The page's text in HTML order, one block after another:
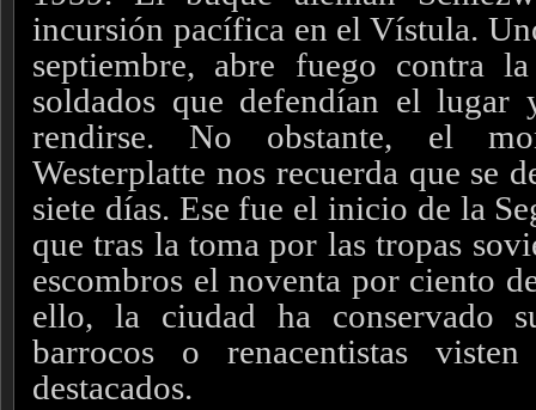
incursión pacífica en el Vístula.
septiembre, abre fuego contra
soldados que defendían el lugar
rendirse. No obstante, el
Westerplatte nos recuerda que se
siete días. Ese fue el inicio de la
que tras la toma por las tropas
escombros el noventa por ciento
ello, la ciudad ha conservado
barrocos o renacentistas
destacados.